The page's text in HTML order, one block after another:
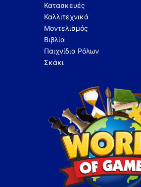
Κατασκευές
Καλλιτεχνικά
Μοντελισμός
Βιβλία
Παιχνίδια Ρόλων
Σκάκι